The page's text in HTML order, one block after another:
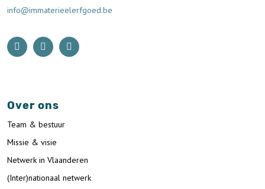
info@immaterieelerfgoed.be
Over ons
Team & bestuur
Missie & visie
Netwerk in Vlaanderen
(Inter)nationaal netwerk